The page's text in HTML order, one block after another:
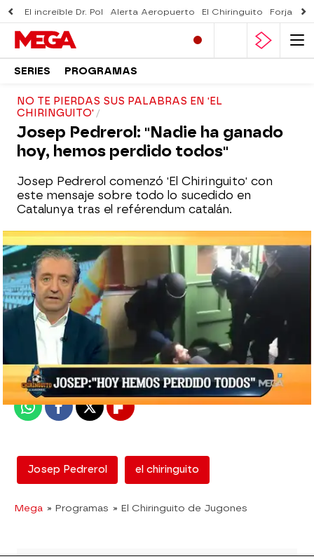
El increíble Dr. Pol Alerta Aeropuerto El Chiringuito Forjado
SERIES PROGRAMAS
NO TE PIERDAS SUS PALABRAS EN 'EL
CHIRINGUITO'
Josep Pedrerol: "Nadie ha ganado
hoy, hemos perdido todos"
Josep Pedrerol comenzó 'El Chiringuito' con
este mensaje sobre todo lo sucedido en
Catalunya tras el reférendum catalán.
mega
Madrid
Publicado: 02 de octubre de 2017, 01:15
WhatsappFacebook
X Flipboard
Josep Pedrerol el chiringuito
Mega » Programas » El Chiringuito de Jugones